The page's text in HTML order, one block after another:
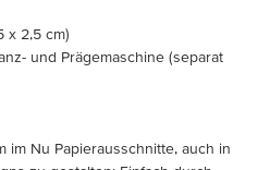
x 2,5 cm)
und Prägemaschine (separat
im Nu Papierausschnitte, auch in